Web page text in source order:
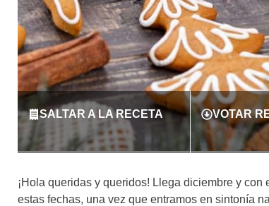
SALTAR A LA RECETA VOTAR
¡Hola queridas y queridos! Llega diciembre y con
estas fechas, una vez que entramos en sintonía